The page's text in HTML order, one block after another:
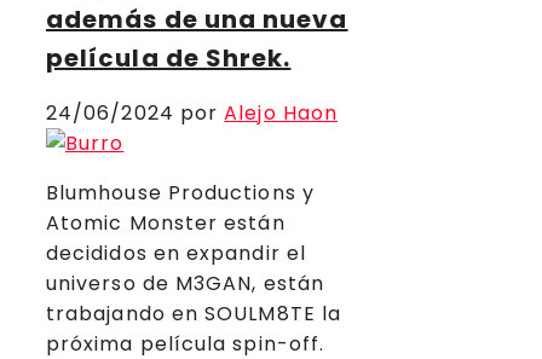
además de una nueva
película de Shrek.
24/06/2024 porAlejo Haon
Blumhouse Productions y
Atomic Monster están
decididos en expandir el
universo de M3GAN, están
trabajando en SOULM8TE la
próxima película spin-off.